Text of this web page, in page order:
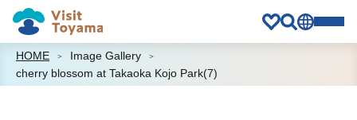
HOME
Image Gallery
cherry blossom at Takaoka Kojo Park(7)